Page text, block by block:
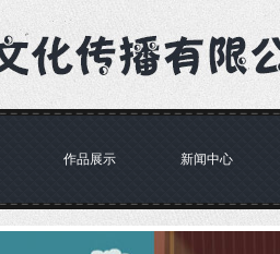
作品展示 新闻中心